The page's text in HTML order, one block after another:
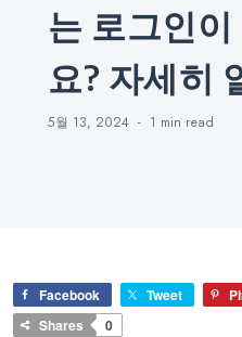
는 로그인
요? 자세히
5월 13, 2024 1 min read
Facebook Tweet
Shares
0